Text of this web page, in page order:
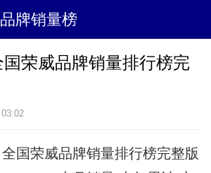
品牌销量榜
荣威品牌销量排行榜完
国荣威品牌销量排行榜完整版